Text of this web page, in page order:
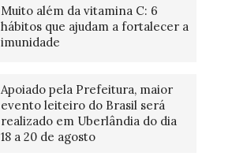
Muito além da vitamina C: 6
hábitos que ajudam a fortalecer a
imunidade
Apoiado pela Prefeitura, maior
evento leiteiro do Brasil será
realizado em Uberlândia do dia
18 a 20 de agosto